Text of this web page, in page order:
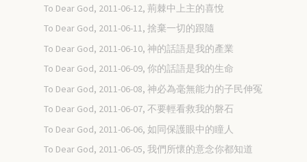
To Dear God, 2011-06-12, 荊棘中上主的喜悅
To Dear God, 2011-06-11, 捨棄一切的跟隨
To Dear God, 2011-06-10, 神的話語是我的產業
To Dear God, 2011-06-09, 你的話語是我的生命
To Dear God, 2011-06-08, 神必為毫無能力的子民伸冤
To Dear God, 2011-06-07, 不要輕看救我的磐石
To Dear God, 2011-06-06, 如同保護眼中的瞳人
To Dear God, 2011-06-05, 我們所懷的意念你都知道